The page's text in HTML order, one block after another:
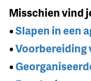
Misschien vind
•Slapen in een
•Voorbereiding
•